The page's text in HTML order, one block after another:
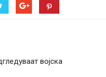
војска